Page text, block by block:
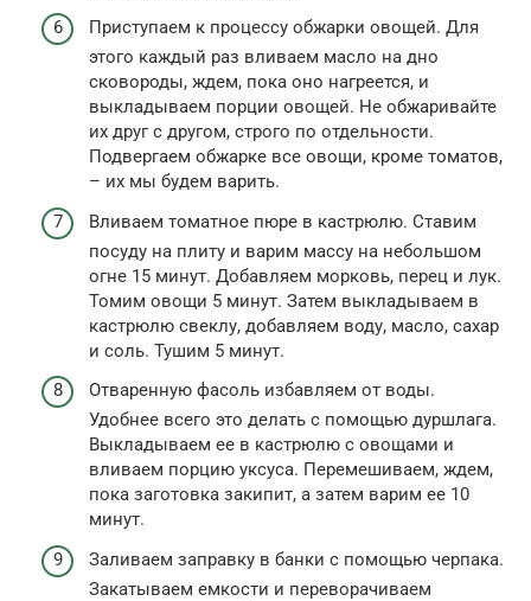
Приступаем к процессу обжарки овощей. Для
этого каждый раз вливаем масло на дно
сковороды, ждем, пока оно нагреется, и
выкладываем порции овощей. Не обжаривайте
их друг с другом, строго по отдельности.
Подвергаем обжарке все овощи, кроме томатов,
– их мы будем варить.
Вливаем томатное пюре в кастрюлю. Ставим
посуду на плиту и варим массу на небольшом
огне 15 минут. Добавляем морковь, перец и лук.
Томим овощи 5 минут. Затем выкладываем в
кастрюлю свеклу, добавляем воду, масло, сахар
и соль. Тушим 5 минут.
Отваренную фасоль избавляем от воды.
Удобнее всего это делать с помощью дуршлага.
Выкладываем ее в кастрюлю с овощами и
вливаем порцию уксуса. Перемешиваем, ждем,
пока заготовка закипит, а затем варим ее 10
минут.
Заливаем заправку в банки с помощью черпака.
Закатываем емкости и переворачиваем